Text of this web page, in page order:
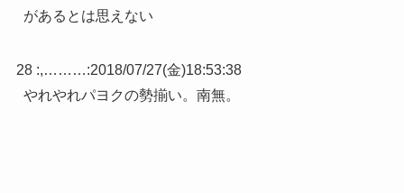
があるとは思えない
28 :,………:2018/07/27(金)18:53:38
やれやれパヨクの勢揃い。南無。